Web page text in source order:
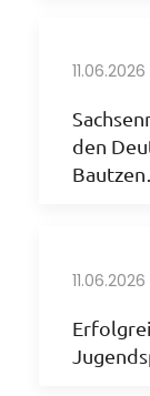
11.06.2026
den
11.06.2026